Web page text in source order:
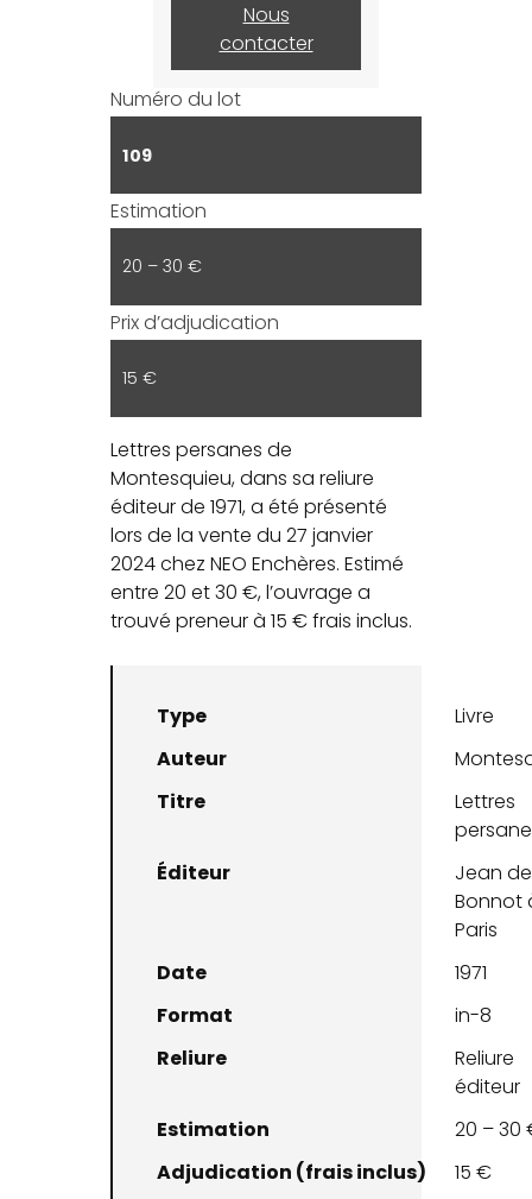
Nous
contacter
Numéro du lot
109
Estimation
20 – 30 €
Prix d’adjudication
15 €
Lettres persanes de
Montesquieu, dans sa reliure
éditeur de 1971, a été présenté
lors de la vente du 27 janvier
2024 chez NEO Enchères. Estimé
entre 20 et 30 €, l’ouvrage a
trouvé preneur à 15 € frais inclus.
Type
Livre
Auteur
Titre
Lettres
Éditeur
Jean de
Bonnot
Paris
Date
1971
Format
in-8
Reliure
Reliure
éditeur
Estimation
20 – 30
Adjudication (frais inclus)
15 €